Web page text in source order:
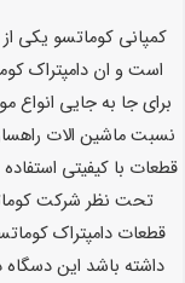
کمپانی کوماتسو یکی
است و ان دامپتراک
برای جا به جایی انواع
نسبت ماشین الات
قطعات با کیفیتی
تحت نظر شرکت
قطعات دامپتراک
داشته باشد این